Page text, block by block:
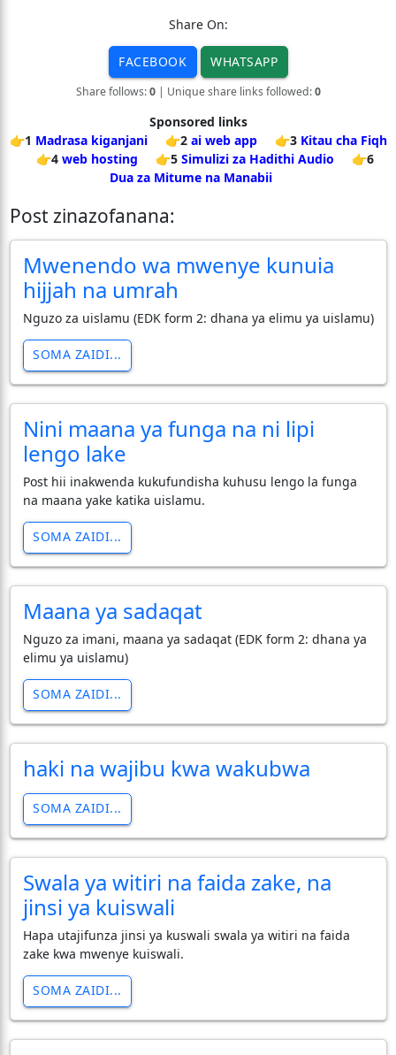
Share On:
FACEBOOK WHATSAPP
Share follows:0| Unique share links followed:0
Sponsored links
👉1 Madrasa kiganjani 👉2 ai web app 👉3 Kitau cha Fiqh
👉4 web hosting 👉5 Simulizi za Hadithi Audio
👉6
Dua za Mitume na Manabii
Post zinazofanana:
Mwenendo wa mwenye kunuia
hijjah na umrah
Nguzo za uislamu (EDK form 2: dhana ya elimu ya uislamu)
SOMA ZAIDI...
Nini maana ya funga na ni lipi
lengo lake
Post hii inakwenda kukufundisha kuhusu lengo la funga
na maana yake katika uislamu.
SOMA ZAIDI...
Maana ya sadaqat
Nguzo za imani, maana ya sadaqat (EDK form 2: dhana ya
elimu ya uislamu)
SOMA ZAIDI...
haki na wajibu kwa wakubwa
SOMA ZAIDI...
Swala ya witiri na faida zake, na
jinsi ya kuiswali
Hapa utajifunza jinsi ya kuswali swala ya witiri na faida
zake kwa mwenye kuiswali.
SOMA ZAIDI...